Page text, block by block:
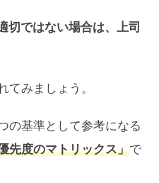
ではない場合は、上司
てみましょう。
の基準として参考になる
先度のマトリックス」で